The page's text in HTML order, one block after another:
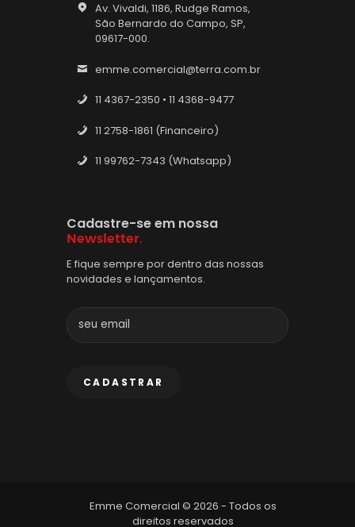
Av. Vivaldi, 1186, Rudge Ramos,
São Bernardo do Campo, SP,
09617-000.
emme.comercial@terra.com.br
11 4367-2350 • 11 4368-9477
11 2758-1861 (Financeiro)
11 99762-7343 (Whatsapp)
Cadastre-se em nossa
Newsletter.
E fique sempre por dentro das nossas
novidades e lançamentos.
Emme Comercial © 2026 - Todos os
direitos reservados